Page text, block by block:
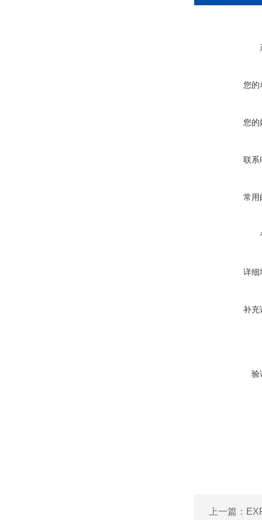
您的
您的
联系
常用
详细
补充
验
上一篇：